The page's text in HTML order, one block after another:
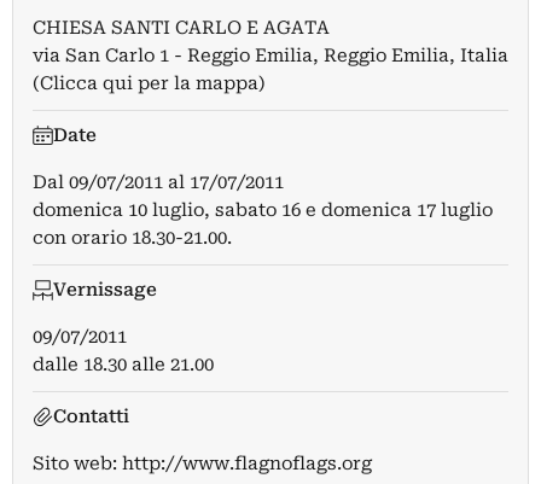
CHIESA SANTI CARLO E AGATA
via San Carlo 1 - Reggio Emilia, Reggio Emilia, Italia
(Clicca qui per la mappa)
Date
Dal 09/07/2011 al 17/07/2011
domenica 10 luglio, sabato 16 e domenica 17 luglio
con orario 18.30-21.00.
Vernissage
09/07/2011
dalle 18.30 alle 21.00
Contatti
Sito web: http://www.flagnoflags.org